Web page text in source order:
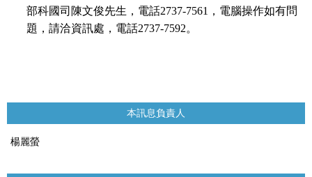
部科國司陳文俊先生，電話2737-7561 ，電腦操作如有問
題，請洽資訊處 ，電話2737-7592。
本訊息負責人
楊麗螢